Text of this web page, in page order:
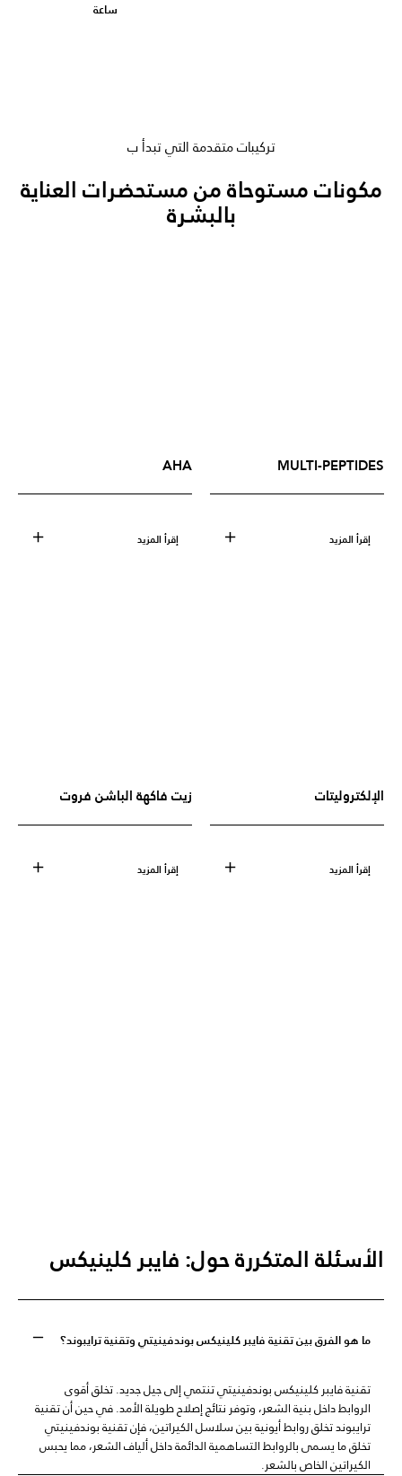
ساعة
تركيبات متقدمة التي تبدأ ب
مكونات مستوحاة من مستحضرات العناية
بالبشرة
MULTI-PEPTIDES
إقرأ المزيد
AHA
إقرأ المزيد
الإلكتروليتات
إقرأ المزيد
زيت فاكهة الباشن فروت
إقرأ المزيد
الأسئلة المتكررة حول: فايبر كلينيكس
ما هو الفرق بين تقنية فايبر كلينيكس بوندفينيتي وتقنية ترايبوند؟
تقنية فايبر كلينيكس بوندفينيتي تنتمي إلى جيل جديد. تخلق أقوى
الروابط داخل بنية الشعر، وتوفر نتائج إصلاح طويلة الأمد. في حين أن تقنية
ترايبوند تخلق روابط أيونية بين سلاسل الكيراتين، فإن تقنية بوندفينيتي
تخلق ما يسمى بالروابط التساهمية الدائمة داخل ألياف الشعر، مما يحبس
الكيراتين الخاص بالشعر.